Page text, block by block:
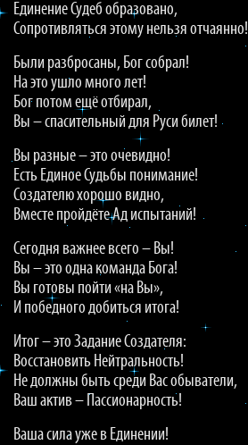
Единение Судеб образовано,
Сопротивляться этому нельзя отчаянно!
Были разбросаны, Бог собрал!
На это ушло много лет!
Бог потом ещё отбирал,
Вы – спасительный для Руси билет!
Вы разные – это очевидно!
Есть Единое Судьбы понимание!
Создателю хорошо видно,
Вместе пройдёте Ад испытаний!
Сегодня важнее всего – Вы!
Вы – это одна команда Бога!
Вы готовы пойти «на Вы»,
И победного добиться итога!
Итог – это Задание Создателя:
Восстановить Нейтральность!
Не должны быть среди Вас обыватели,
Ваш актив – Пассионарность!
Ваша сила уже в Единении!